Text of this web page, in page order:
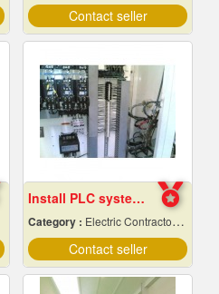
Contact seller
Install PLC system Rayong
Category : Electric Contractors-Industrial & Residential
Contact seller